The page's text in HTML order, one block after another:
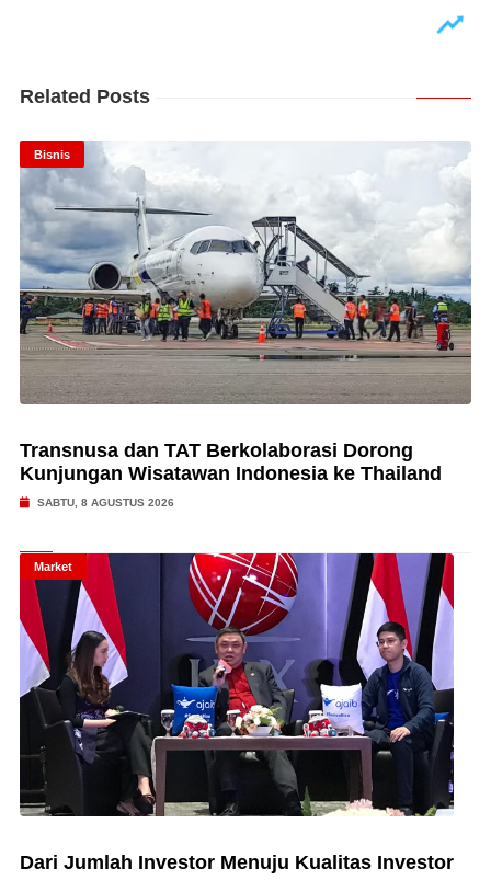
Related Posts
Bisnis
Transnusa dan TAT Berkolaborasi Dorong
Kunjungan Wisatawan Indonesia ke Thailand
SABTU, 8 AGUSTUS 2026
Market
Dari Jumlah Investor Menuju Kualitas Investor